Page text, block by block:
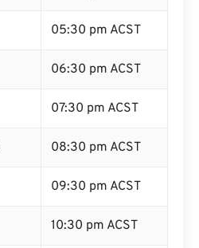
05:30 pm ACST
06:30 pm ACST
07:30 pm ACST
08:30 pm ACST
09:30 pm ACST
10:30 pm ACST